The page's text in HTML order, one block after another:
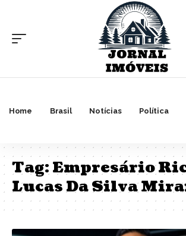
Home Brasil Notícias Política
Tag:Empresário
Lucas Da Silva